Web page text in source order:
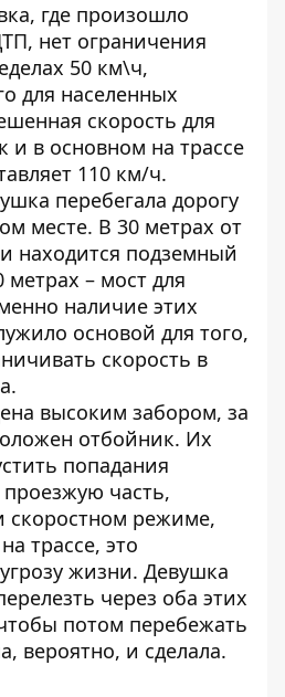
где произошло
нет ограничения
50 км\ч,
для населенных
скорость для
и в основном на трассе
110 км/ч.
перебегала дорогу
месте. В 30 метрах от
находится подземный
метрах – мост для
наличие этих
основой для того,
скорость в
высоким забором, за
отбойник. Их
попадания
часть,
скоростном режиме,
трассе, это
жизни. Девушка
через оба этих
потом перебежать
вероятно, и сделала.